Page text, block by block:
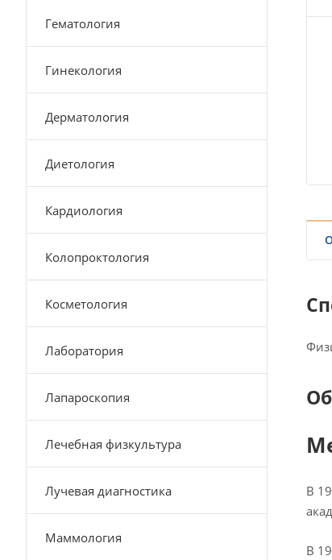
В
В
Гематология
Гинекология
Дерматология
Диетология
Кардиология
Колопроктология
Косметология
Лаборатория
Лапароскопия
Лечебная физкультура
Лучевая диагностика
Маммология